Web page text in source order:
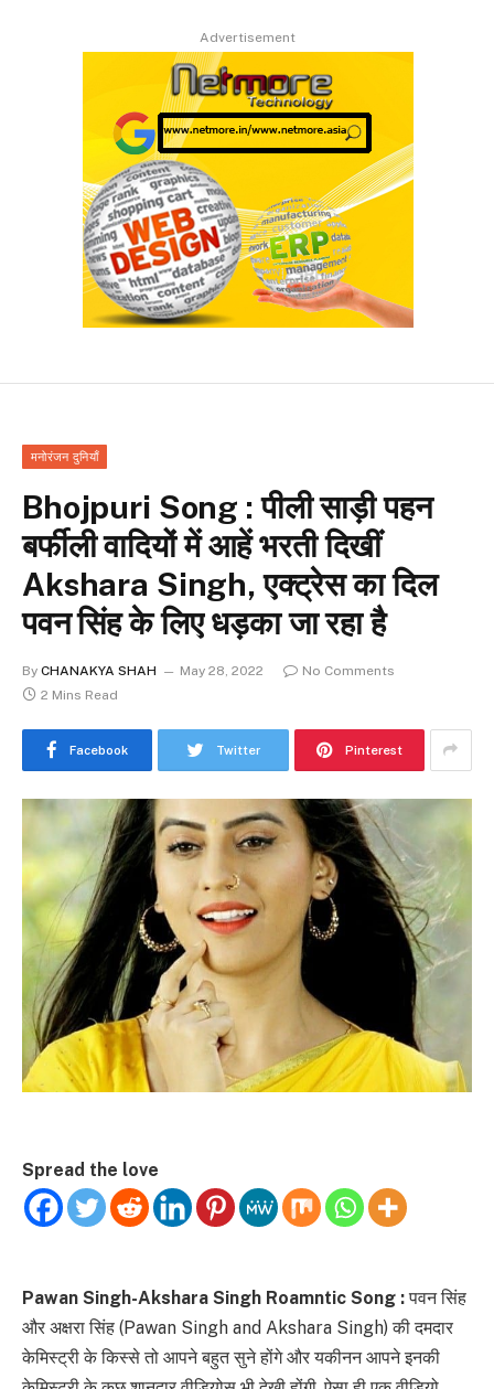
Advertisement
मनोरंजन दुनियाँ
Bhojpuri Song : पीली साड़ी पहन
बर्फीली वादियों में आहें भरती दिखीं
Akshara Singh, एक्ट्रेस का दिल
पवन सिंह के लिए धड़का जा रहा है
By CHANAKYA SHAH May 28, 2022
No Comments
2 Mins Read
Facebook Twitter Pinterest
Spread the love
Pawan Singh-Akshara Singh Roamntic Song :पवन सिंह
और अक्षरा सिंह (Pawan Singh and Akshara Singh) की दमदार
केमिस्ट्री के किस्से तो आपने बहुत सुने होंगे और यकीनन आपने इनकी